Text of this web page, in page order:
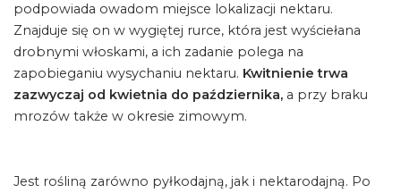
podpowiada owadom miejsce lokalizacji nektaru.
Znajduje się on w wygiętej rurce, która jest wyściełana
drobnymi włoskami, a ich zadanie polega na
zapobieganiu wysychaniu nektaru. Kwitnienie trwa
zazwyczaj od kwietnia do października, a przy braku
mrozów także w okresie zimowym.
Jest rośliną zarówno pyłkodajną, jak i nektarodajną. Po